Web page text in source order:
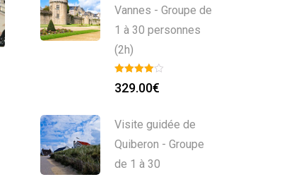
Guide Privé à Lorient
(2h) – Groupe de 1 à 30
299.00€
Vannes - Groupe de
1 à 30 personnes
(2h)
329.00€
Visite guidée de
Quiberon - Groupe
de 1 à 30